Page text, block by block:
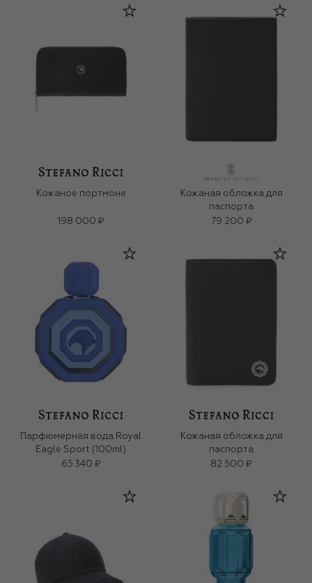
Кожаное портмоне
198 000 ₽
Кожаная обложка для
паспорта
79 200 ₽
Парфюмерная вода Royal
Eagle Sport (100ml)
65 340 ₽
Кожаная обложка для
паспорта
82 500 ₽